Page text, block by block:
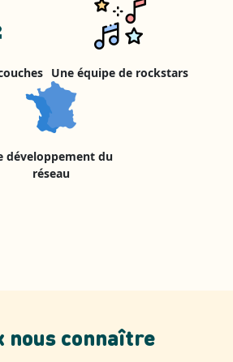
Une équipe de rockstars
développement du
réseau
nous connaître